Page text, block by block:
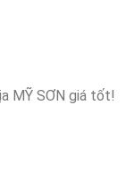
MỸ SƠN giá tốt!